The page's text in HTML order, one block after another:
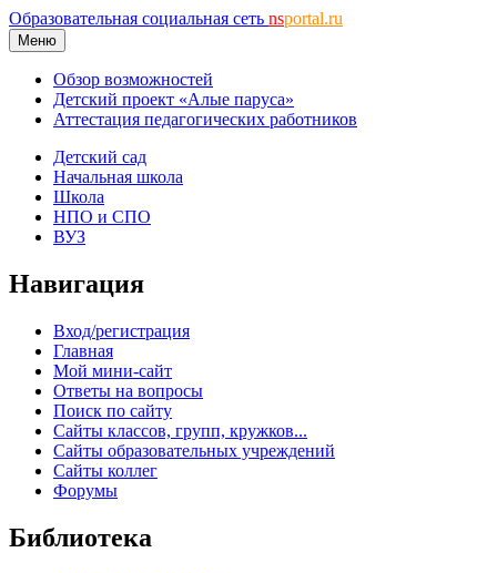
Образовательная социальная сеть nsportal.ru
Меню
Обзор возможностей
Детский проект «Алые паруса»
Аттестация педагогических работников
Детский сад
Начальная школа
Школа
НПО и СПО
ВУЗ
Навигация
Вход/регистрация
Главная
Мой мини-сайт
Ответы на вопросы
Поиск по сайту
Сайты классов, групп, кружков...
Сайты образовательных учреждений
Сайты коллег
Форумы
Библиотека